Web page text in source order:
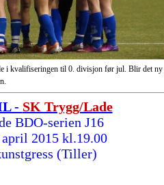
i kvalifiseringen til 0. divisjon før jul. Blir det ny
- SK Trygg/Lade
BDO-serien J16
2015 kl.19.00
(Tiller)